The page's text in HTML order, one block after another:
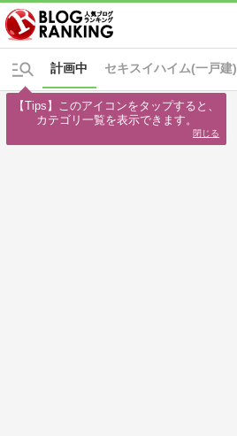
計画中 セキスイハイム(一戸建)
【Tips】このアイコンをタップすると、
カテゴリ一覧を表示できます。
閉じる